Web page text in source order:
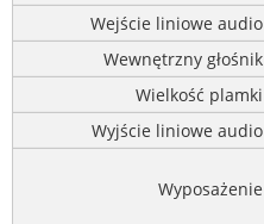
Wejście liniowe audio
Wewnętrzny głośnik
Wielkość plamki
Wyjście liniowe audio
Wyposażenie